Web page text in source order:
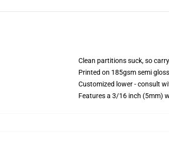
Clean partitions suck, so
Printed on 185gsm semi
Customized lower - consult
Features a 3/16 inch (5mm)